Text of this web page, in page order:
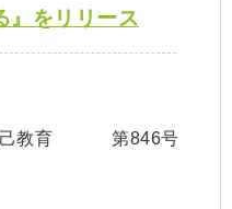
』をリリース
自己教育 第846号